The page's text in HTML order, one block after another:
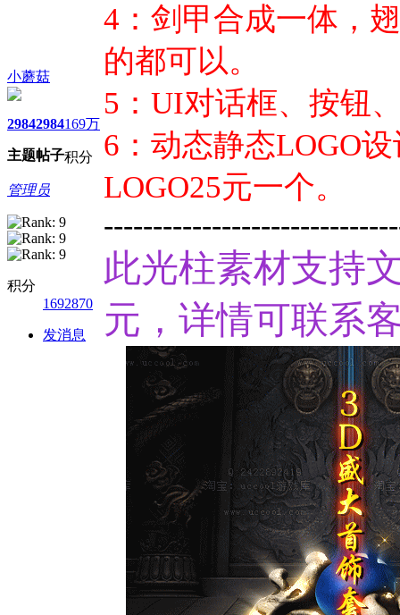
小蘑菇
2984
主题
2984
帖子
169万
积分
管理员
积分
1692870
发消息
4：剑甲合成一体，
的都可以。
5：UI对话框、按钮
6：动态静态LOGO
LOGO25元一个。
此光柱素材支持
元，详情可联系